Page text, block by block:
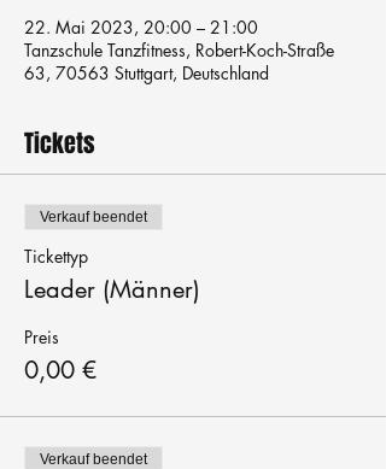
22. Mai 2023, 20:00 – 21:00
Tanzschule Tanzfitness, Robert-Koch-Straße
63, 70563 Stuttgart, Deutschland
Tickets
Verkauf beendet
Tickettyp
Leader (Männer)
Preis
0,00 €
Verkauf beendet